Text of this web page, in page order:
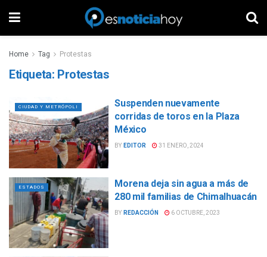
Home Tag Protestas
Etiqueta: Protestas
CIUDAD Y METRÓPOLI
Suspenden nuevamente
corridas de toros en la Plaza
México
BY EDITOR 31 ENERO, 2024
ESTADOS
Morena deja sin agua a más de
280 mil familias de Chimalhuacán
BY REDACCIÓN 6 OCTUBRE, 2023